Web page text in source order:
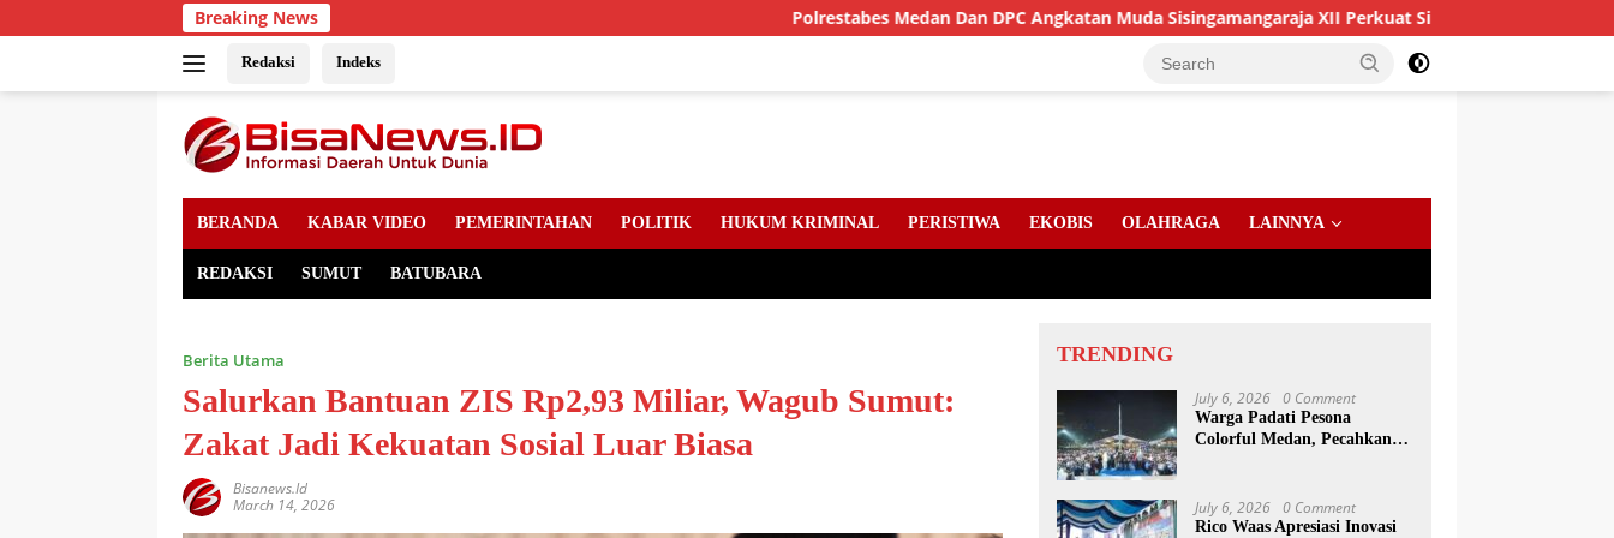
to
Breaking News Polrestabes Medan Dan DPC Angkatan Muda Sisingamangaraja XII Perkuat Sinergitas Jaga Kamtibmas
Redaksi Indeks
BERANDA KABAR VIDEO PEMERINTAHAN POLITIK HUKUM KRIMINAL PERISTIWA EKOBIS OLAHRAGA LAINNYA
REDAKSI SUMUT BATUBARA
Berita Utama
Salurkan Bantuan ZIS Rp2,93 Miliar, Wagub Sumut:
Zakat Jadi Kekuatan Sosial Luar Biasa
Bisanews.id
March 14, 2026
TRENDING
July 6, 2026 0 Comment
Warga Padati Pesona
Colorful Medan, Pecahkan
July 6, 2026 0 Comment
Rico Waas Apresiasi Inovasi